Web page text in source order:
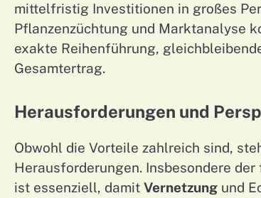
mittelfristig Investitionen in großes
Pflanzenzüchtung und Marktanalyse
exakte Reihenführung,
Gesamtertrag.
Herausforderungen und
Obwohl die Vorteile zahlreich sind,
Herausforderungen. Insbesondere
ist essenziell, damit Vernetzung und